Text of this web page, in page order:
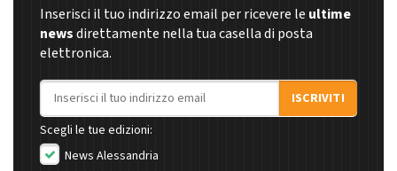
Inserisci il tuo indirizzo email per ricevere le ultime
newsdirettamente nella tua casella di posta
elettronica.
Indirizzo email
ISCRIVITI
Scegli le tue edizioni:
News Alessandria